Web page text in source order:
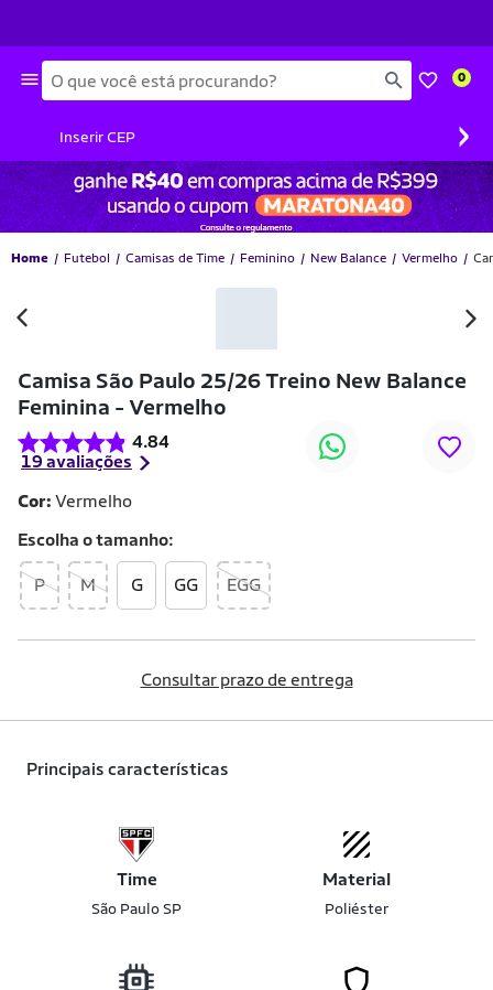
Busca 0
Inserir CEP ›
Home Futebol Camisas de Time Feminino New Balance Vermelho
Camisa São Paulo 25/26 Treino New Balance
Feminina - Vermelho
4.84
19 avaliações
-47% OFF
Cor: Vermelho
Escolha otamanho
P M G GG EGG
Consultar prazo de entrega
Principais características
Time
São Paulo SP
Material
Poliéster